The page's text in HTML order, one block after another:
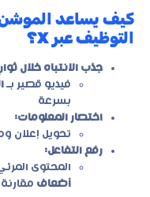
كيف يساعد
التوظيف عبر X؟
جذب الانتباه خلال
فيديو قصير بـ
بسرعة
اختصار المعلومات:
تحويل إعلان
رفع التفاعل:
المحتوى
أضعاف